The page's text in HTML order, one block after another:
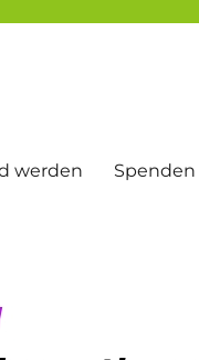
werden Spenden